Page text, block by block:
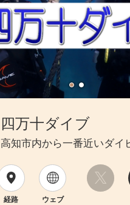
四万十ダイブ
高知市内から一番近いダイ
経路 ウェブ